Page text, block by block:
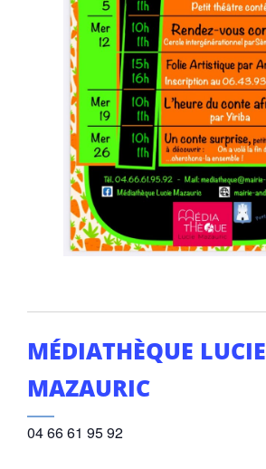
MÉDIATHÈQUE LUCIE
MAZAURIC
04 66 61 95 92